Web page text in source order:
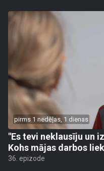
pirms 1 nedēļas, 1 dienas
"Es tevi neklausīju un
Kohs mājas darbos
36. epizode